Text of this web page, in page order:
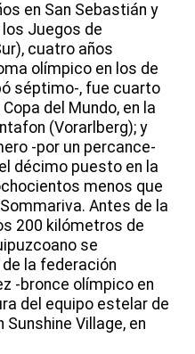
en San Sebastián y
los Juegos de
cuatro años
olímpico en los de
séptimo-, fue cuarto
del Mundo, en la
(Vorarlberg); y
-por un percance-
décimo puesto en la
menos que
Antes de la
200 kilómetros de
se
la federación
-bronce olímpico en
del equipo estelar de
Village, en